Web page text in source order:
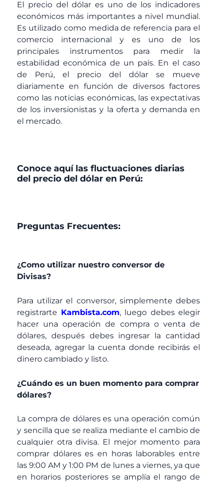
El precio del dólar es uno de los indicadores
económicos más importantes a nivel mundial.
Es utilizado como medida de referencia para el
comercio internacional y es uno de los
principales instrumentos para medir la
estabilidad económica de un país. En el caso
de Perú, el precio del dólar se mueve
diariamente en función de diversos factores
como las noticias económicas, las expectativas
de los inversionistas y la oferta y demanda en
el mercado.
Conoce aquí las fluctuaciones diarias
del precio del dólar en Perú:
Preguntas Frecuentes:
¿Como utilizar nuestro conversor de
Divisas?
Para utilizar el conversor, simplemente debes
registrarte Kambista.com, luego debes elegir
hacer una operación de compra o venta de
dólares, después debes ingresar la cantidad
deseada, agregar la cuenta donde recibirás el
dinero cambiado y listo.
¿Cuándo es un buen momento para comprar
dólares?
La compra de dólares es una operación común
y sencilla que se realiza mediante el cambio de
cualquier otra divisa. El mejor momento para
comprar dólares es en horas laborables entre
las 9:00 AM y 1:00 PM de lunes a viernes, ya que
en horarios posteriores se amplía el rango de